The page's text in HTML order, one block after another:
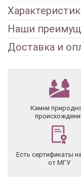
Наши
Доставка и
Камни
Есть сертификаты
от МГУ